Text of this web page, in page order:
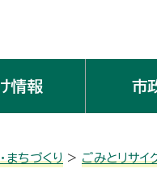
情報 市
まちづくり > ごみとリサイ